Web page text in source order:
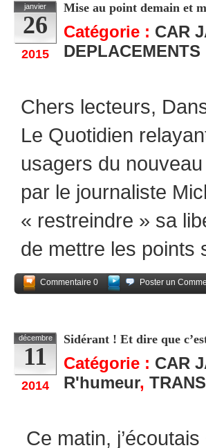
janvier
26
2015
Mise au point demain et
Catégorie : CAR
DEPLACEMENTS
Chers lecteurs,
Le Quotidien
usagers du
par le journaliste
« restreindre » sa
de mettre les
Commentaire 0
Poster un
décembre
11
2014
Sidérant ! Et dire que
Catégorie : CAR
R'humeur,
Ce matin,